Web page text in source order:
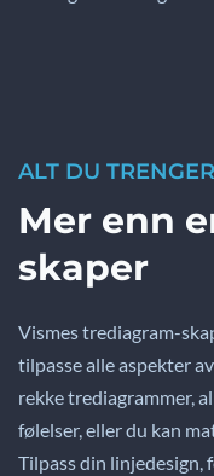
ALT DU
Mer enn
skaper
Vismes trediagram-
tilpasse alle aspekter
rekke trediagrammer,
følelser, eller du kan
Tilpass din linjedesign,